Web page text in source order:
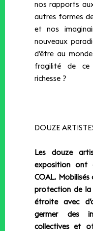
nos rapports
autres formes
et nos
nouveaux
d’être au
fragilité de ce
richesse ?
DOUZE
Les douze
exposition ont
COAL.
protection de
étroite avec
germer des
collectives et